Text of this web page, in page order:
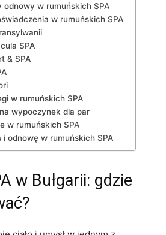
odnowy w rumuńskich ⁤SPA
w⁤ rumuńskich SPA
SPA
& SPA
w rumuńskich‌ SPA
wypoczynek dla par
w ⁤rumuńskich SPA
i odnowę w​ rumuńskich‍ SPA
⁤w Bułgarii: gdzie